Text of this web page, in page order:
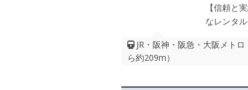
【信頼と
なレンタ
JR・阪神・阪急・大阪メト
ら約209m）